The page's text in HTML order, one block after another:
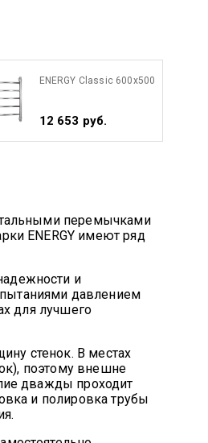
ENERGY Classic 600x500
12 653 руб.
перемычками
ENERGY имеют ряд
и
давлением
для лучшего
стенок. В местах
поэтому внешне
дважды проходит
и полировка трубы